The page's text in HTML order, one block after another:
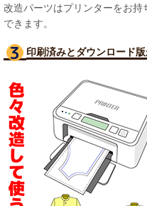
改造パーツはプリンターをお
できます。
印刷済みとダウンロード